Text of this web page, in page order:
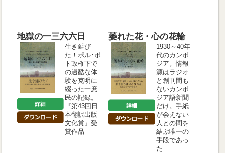
地獄の一三六六日
生き延び
た！ポル･ポ
ト政権下で
の過酷な体
験を克明に
綴った一庶
民の記録。
『第43回日
本翻訳出版
文化賞』受
賞作品
萎れた花・心の花輪
1930～40年
代のカンボ
ジア。情報
源はラジオ
と創刊間も
ないカンボ
ジア語新聞
だけ。手紙
が会えない
人との間を
結ぶ唯一の
手段であっ
た